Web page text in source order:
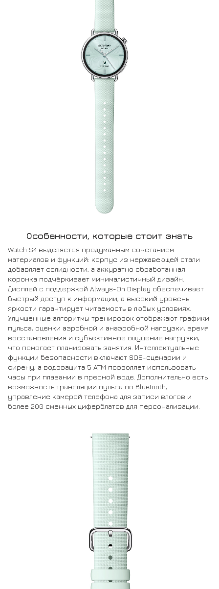
Особенности, которые стоит знать
Watch S4 выделяется продуманным сочетанием
материалов и функций: корпус из нержавеющей стали
добавляет солидности, а аккуратно обработанная
коронка подчёркивает минималистичный дизайн.
Дисплей с поддержкой Always-On Display обеспечивает
быстрый доступ к информации, а высокий уровень
яркости гарантирует читаемость в любых условиях.
Улучшенные алгоритмы тренировок отображают графики
пульса, оценки аэробной и анаэробной нагрузки, время
восстановления и субъективное ощущение нагрузки,
что помогает планировать занятия. Интеллектуальные
функции безопасности включают SOS-сценарии и
сирену, а водозащита 5 ATM позволяет использовать
часы при плавании в пресной воде. Дополнительно есть
возможность трансляции пульса по Bluetooth,
управление камерой телефона для записи влогов и
более 200 сменных циферблатов для персонализации.